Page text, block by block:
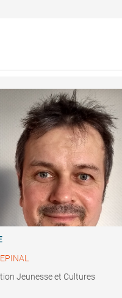
EPINAL
Jeunesse et Cultures